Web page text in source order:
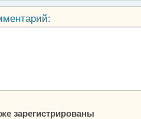
зарегистрированы